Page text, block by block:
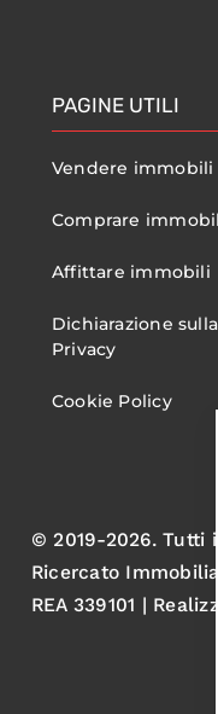
PAGINE UTILI
Vendere immobili
Comprare
Affittare immobili
Dichiarazione sulla
Privacy
Cookie Policy
© 2019-2026. Tutti
Ricercato
REA 339101 |